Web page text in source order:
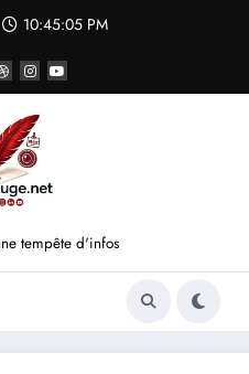
10:45:06 PM
tempête d'infos